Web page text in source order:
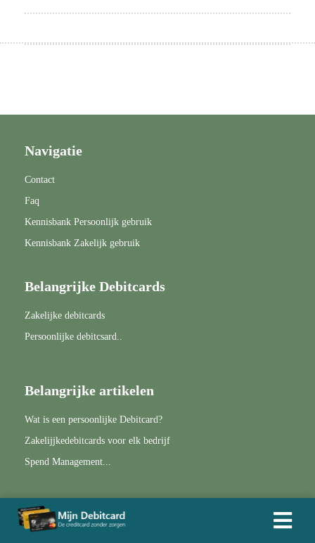
Navigatie
Contact
Faq
Kennisbank Persoonlijk gebruik
Kennisbank Zakelijk gebruik
Belangrijke Debitcards
Zakelijke debitcards
Persoonlijke debitcsard..
Belangrijke artikelen
Wat is een persoonlijke Debitcard?
Zakelijjkedebitcards voor elk bedrijf
Spend Management...